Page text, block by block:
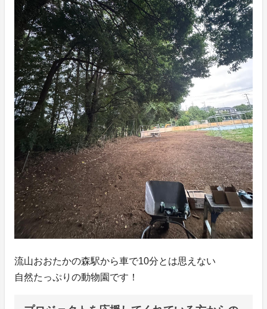
流山おおたかの森駅から車で10分とは思えない
自然たっぷりの動物園です！